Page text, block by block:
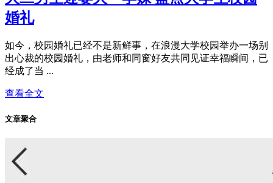
婚礼
如今，校园婚礼已经不是新鲜事，在浪漫大学校园举办一场别
出心裁的校园婚礼，由老师和同窗好友共同见证幸福瞬间，已
经成了当 ...
查看全文
文章聚合